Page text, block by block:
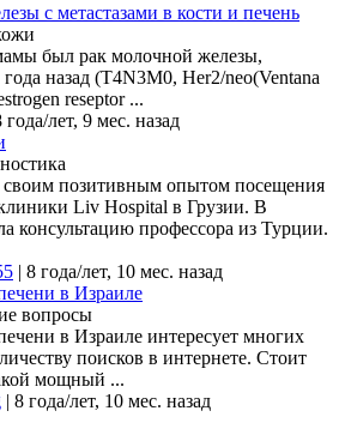
с метастазами в кости и печень
был рак молочной железы,
назад (Т4N3M0, Her2/neo(Ventana
reseptor ...
года/лет, 9 мес. назад
своим позитивным опытом посещения
Liv Hospital в Грузии. В
консультацию профессора из Турции.
| 8 года/лет, 10 мес. назад
в Израиле
вопросы
в Израиле интересует многих
поисков в интернете. Стоит
мощный ...
| 8 года/лет, 10 мес. назад